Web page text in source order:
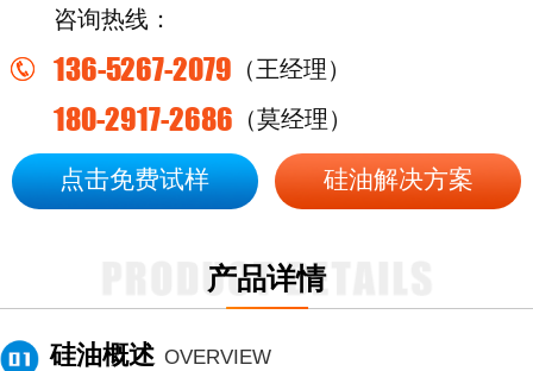
咨询热线：
136-5267-2079 （王经理）
180-2917-2686 （莫经理）
点击免费试样 硅油解决方案
产品详情
硅油概述 OVERVIEW